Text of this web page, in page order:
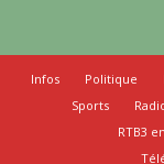
Infos Politique
Sports
RTB3